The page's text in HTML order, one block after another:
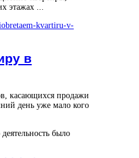
этажах ...
в
касающихся продажи
день уже мало кого
было